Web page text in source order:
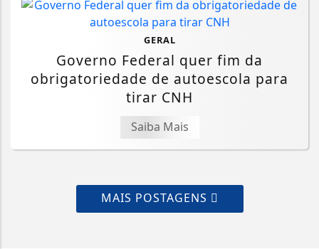
GERAL
Governo Federal quer fim da
obrigatoriedade de autoescola para
tirar CNH
Saiba Mais
MAIS POSTAGENS